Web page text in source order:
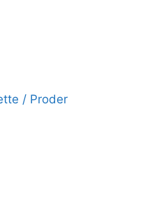
/ Proder